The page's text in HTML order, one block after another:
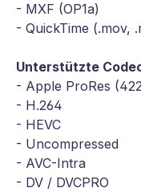
- MXF (OP1a)
- QuickTime (.mov,
Unterstützte
- Apple ProRes
- H.264
- HEVC
- Uncompressed
- AVC-Intra
- DV / DVCPRO